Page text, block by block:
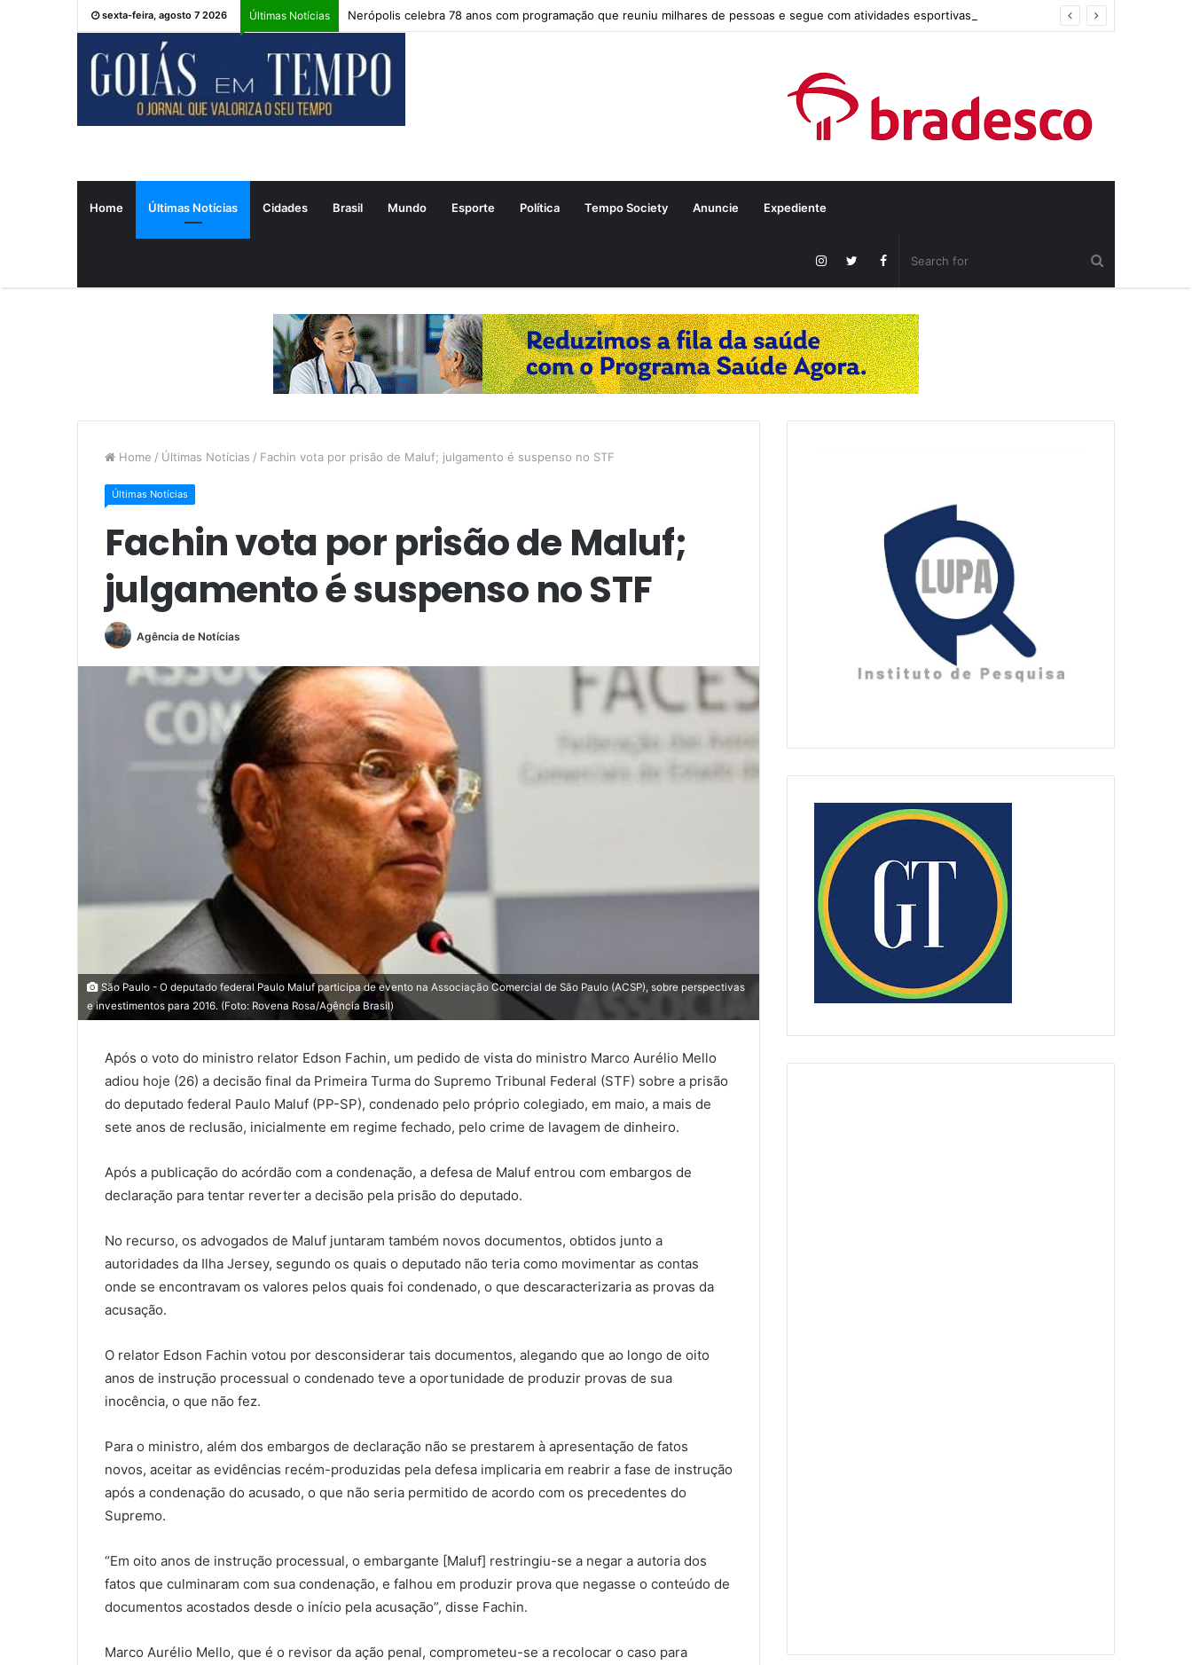
sexta-feira, agosto 7 2026 Últimas Notícias Nerópolis celebra 78 anos com programação que reuniu milhares de pessoas e segue com atividades esportivas
Home Últimas Notícias Cidades Brasil Mundo Esporte Política Tempo Society Anuncie Expediente
Home / Últimas Notícias / Fachin vota por prisão de Maluf; julgamento é suspenso no STF
Últimas Notícias
Fachin vota por prisão de Maluf;
julgamento é suspenso no STF
Agência de Notícias
São Paulo - O deputado federal Paulo Maluf participa de evento na Associação Comercial de São Paulo (ACSP), sobre perspectivas
e investimentos para 2016. (Foto: Rovena Rosa/Agência Brasil)
Após o voto do ministro relator Edson Fachin, um pedido de vista do ministro Marco Aurélio Mello
adiou hoje (26) a decisão final da Primeira Turma do Supremo Tribunal Federal (STF) sobre a prisão
do deputado federal Paulo Maluf (PP-SP), condenado pelo próprio colegiado, em maio, a mais de
sete anos de reclusão, inicialmente em regime fechado, pelo crime de lavagem de dinheiro.
Após a publicação do acórdão com a condenação, a defesa de Maluf entrou com embargos de
declaração para tentar reverter a decisão pela prisão do deputado.
No recurso, os advogados de Maluf juntaram também novos documentos, obtidos junto a
autoridades da Ilha Jersey, segundo os quais o deputado não teria como movimentar as contas
onde se encontravam os valores pelos quais foi condenado, o que descaracterizaria as provas da
acusação.
O relator Edson Fachin votou por desconsiderar tais documentos, alegando que ao longo de oito
anos de instrução processual o condenado teve a oportunidade de produzir provas de sua
inocência, o que não fez.
Para o ministro, além dos embargos de declaração não se prestarem à apresentação de fatos
novos, aceitar as evidências recém-produzidas pela defesa implicaria em reabrir a fase de instrução
após a condenação do acusado, o que não seria permitido de acordo com os precedentes do
Supremo.
“Em oito anos de instrução processual, o embargante [Maluf] restringiu-se a negar a autoria dos
fatos que culminaram com sua condenação, e falhou em produzir prova que negasse o conteúdo de
documentos acostados desde o início pela acusação”, disse Fachin.
Marco Aurélio Mello, que é o revisor da ação penal, comprometeu-se a recolocar o caso para